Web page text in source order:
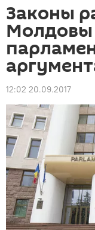
Законы
Молдовы
12:02 20.09.2017